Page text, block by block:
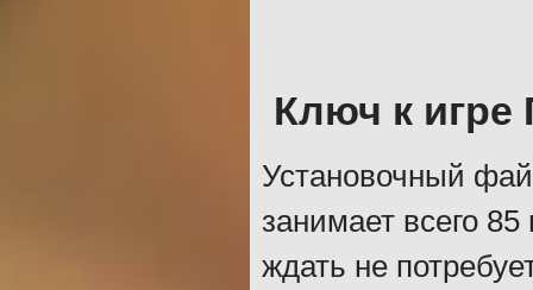
Ключ к
Установочный
занимает всего
ждать не